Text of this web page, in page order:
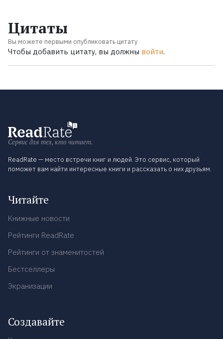
Цитаты
Вы можете первыми опубликовать цитату
Чтобы добавить цитату, вы должны войти.
Сервис для тех, кто читает.
ReadRate — место встречи книг и людей. Это сервис, который
поможет вам найти интересные книги и рассказать о них друзьям.
Читайте
Книжные новости
Рейтинги ReadRate
Рейтинги от знаменитостей
Бестселлеры
Экранизации
Создавайте